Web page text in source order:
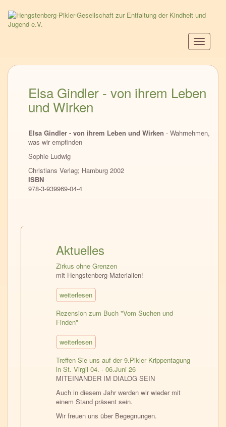
Direkt
zum
Elsa Gindler - von ihrem Leben
und Wirken
Elsa Gindler - von ihrem Leben und Wirken - Wahrnehmen,
was wir empfinden
Sophie Ludwig
Christians Verlag; Hamburg 2002
ISBN
978-3-939969-04-4
Aktuelles
Zirkus ohne Grenzen
mit Hengstenberg-Materialien!
weiterlesen
Rezension zum Buch "Vom Suchen und
Finden"
weiterlesen
Treffen Sie uns auf der 9.Pikler Krippentagung
in St. Virgil 04. - 06.Juni 26
MITEINANDER IM DIALOG SEIN
Auch in diesem Jahr werden wir wieder mit
einem Stand präsent sein.
Wir freuen uns über Begegnungen.